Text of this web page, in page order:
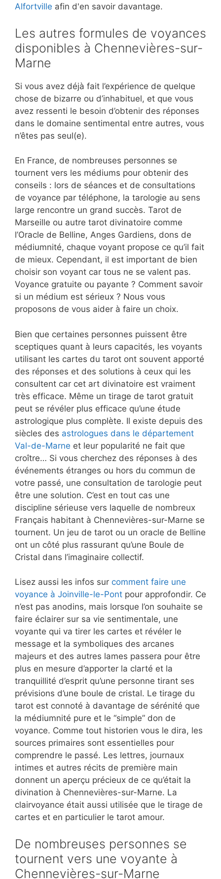
Alfortville afin d'en savoir davantage.
Les autres formules de voyances
disponibles à Chennevières-sur-
Marne
Si vous avez déjà fait l’expérience de quelque
chose de bizarre ou d’inhabituel, et que vous
avez ressenti le besoin d’obtenir des réponses
dans le domaine sentimental entre autres, vous
n’êtes pas seul(e).
En France, de nombreuses personnes se
tournent vers les médiums pour obtenir des
conseils : lors de séances et de consultations
de voyance par téléphone, la tarologie au sens
large rencontre un grand succès. Tarot de
Marseille ou autre tarot divinatoire comme
l’Oracle de Belline, Anges Gardiens, dons de
médiumnité, chaque voyant propose ce qu’il fait
de mieux. Cependant, il est important de bien
choisir son voyant car tous ne se valent pas.
Voyance gratuite ou payante ? Comment savoir
si un médium est sérieux ? Nous vous
proposons de vous aider à faire un choix.
Bien que certaines personnes puissent être
sceptiques quant à leurs capacités, les voyants
utilisant les cartes du tarot ont souvent apporté
des réponses et des solutions à ceux qui les
consultent car cet art divinatoire est vraiment
très efficace. Même un tirage de tarot gratuit
peut se révéler plus efficace qu’une étude
astrologique plus complète. Il existe depuis des
siècles des astrologues dans le département
Val-de-Marne et leur popularité ne fait que
croître… Si vous cherchez des réponses à des
événements étranges ou hors du commun de
votre passé, une consultation de tarologie peut
être une solution. C’est en tout cas une
discipline sérieuse vers laquelle de nombreux
Français habitant à Chennevières-sur-Marne se
tournent. Un jeu de tarot ou un oracle de Belline
ont un côté plus rassurant qu’une Boule de
Cristal dans l’imaginaire collectif.
Lisez aussi les infos sur comment faire une
voyance à Joinville-le-Pont pour approfondir. Ce
n’est pas anodins, mais lorsque l’on souhaite se
faire éclairer sur sa vie sentimentale, une
voyante qui va tirer les cartes et révéler le
message et la symboliques des arcanes
majeurs et des autres lames passera pour être
plus en mesure d’apporter la clarté et la
tranquillité d’esprit qu’une personne tirant ses
prévisions d’une boule de cristal. Le tirage du
tarot est connoté à davantage de sérénité que
la médiumnité pure et le “simple” don de
voyance. Comme tout historien vous le dira, les
sources primaires sont essentielles pour
comprendre le passé. Les lettres, journaux
intimes et autres récits de première main
donnent un aperçu précieux de ce qu’était la
divination à Chennevières-sur-Marne. La
clairvoyance était aussi utilisée que le tirage de
cartes et en particulier le tarot amour.
De nombreuses personnes se
tournent vers une voyante à
Chennevières-sur-Marne